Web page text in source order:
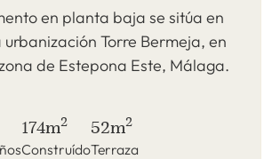
en planta baja se sitúa en
Torre Bermeja, en
de Estepona Este, Málaga.
174m2
Construído
52m2
Terraza